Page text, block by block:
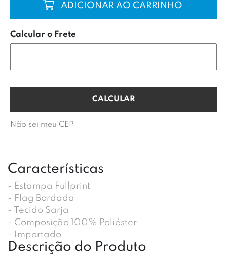
COMPRAR
Calcular o Frete
Não sei meu CEP
Características
- Estampa Fullprint
- Flag Bordada
- Tecido Sarja
- Composição 100% Poliéster
- Importado
Descrição do Produto